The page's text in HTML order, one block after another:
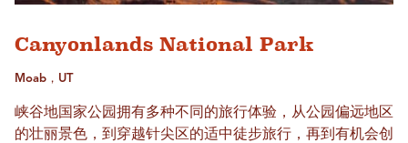
Canyonlands National Park
Moab，UT
峡谷地国家公园拥有多种不同的旅行体验，从公园偏远地区
的壮丽景色，到穿越针尖区的适中徒步旅行，再到有机会创